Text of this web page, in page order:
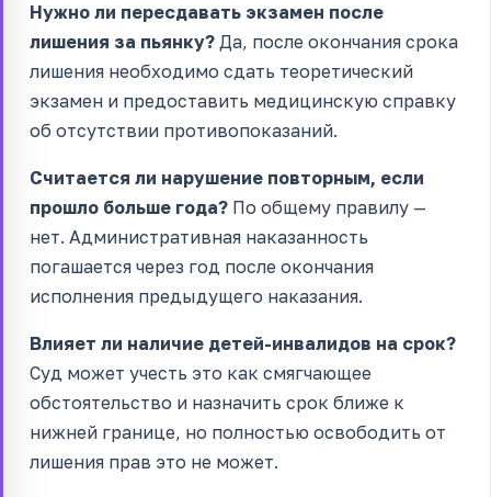
Нужно ли пересдавать экзамен после
лишения за пьянку? Да, после окончания срока
лишения необходимо сдать теоретический
экзамен и предоставить медицинскую справку
об отсутствии противопоказаний.
Считается ли нарушение повторным, если
прошло больше года? По общему правилу —
нет. Административная наказанность
погашается через год после окончания
исполнения предыдущего наказания.
Влияет ли наличие детей-инвалидов на срок?
Суд может учесть это как смягчающее
обстоятельство и назначить срок ближе к
нижней границе, но полностью освободить от
лишения прав это не может.